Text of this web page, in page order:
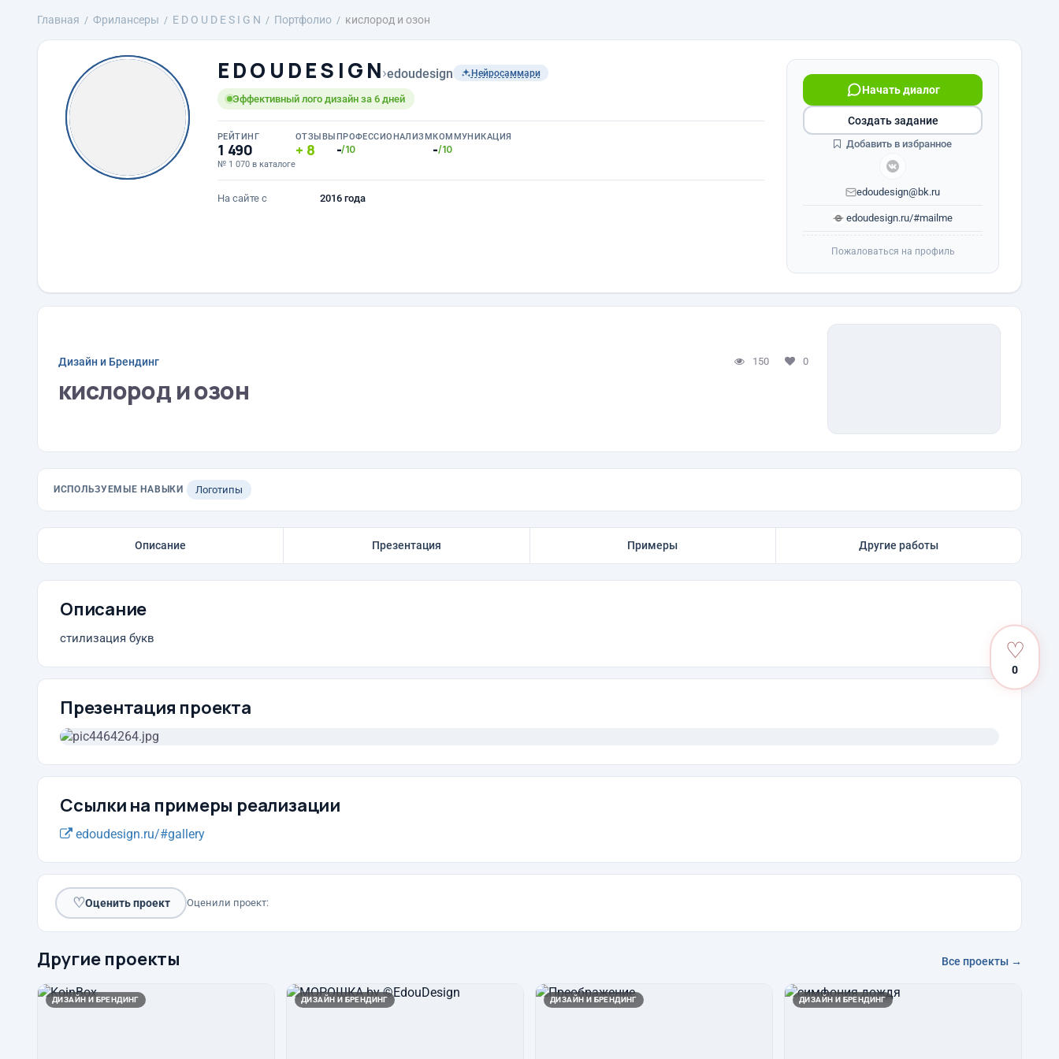
Главная Фрилансеры E D O U D E S I G N Портфолио кислород и озон
E D O U D E S I G N›edoudesign Нейросаммари
Эффективный лого дизайн за 6 дней
РЕЙТИНГ
1 490
№ 1 070 в каталоге
ОТЗЫВЫ
8
ПРОФЕССИОНАЛИЗМ
-/10
КОММУНИКАЦИЯ
-/10
На сайте с 2016 года
Начать диалог
edoudesign@bk.ru
edoudesign.ru/#mailme
Создать задание
Добавить в избранное
Пожаловаться на профиль
Дизайн и Брендинг 150 0
кислород и озон
ИСПОЛЬЗУЕМЫЕ НАВЫКИ Логотипы
Описание Презентация Примеры Другие работы
Описание
стилизация букв
Презентация проекта
Ссылки на примеры реализации
edoudesign.ru/#gallery
♡
0
♡Оценить проект Оценили проект:
Другие проекты Все проекты →
ДИЗАЙН И БРЕНДИНГ ДИЗАЙН И БРЕНДИНГ ДИЗАЙН И БРЕНДИНГ ДИЗАЙН И БРЕНДИНГ